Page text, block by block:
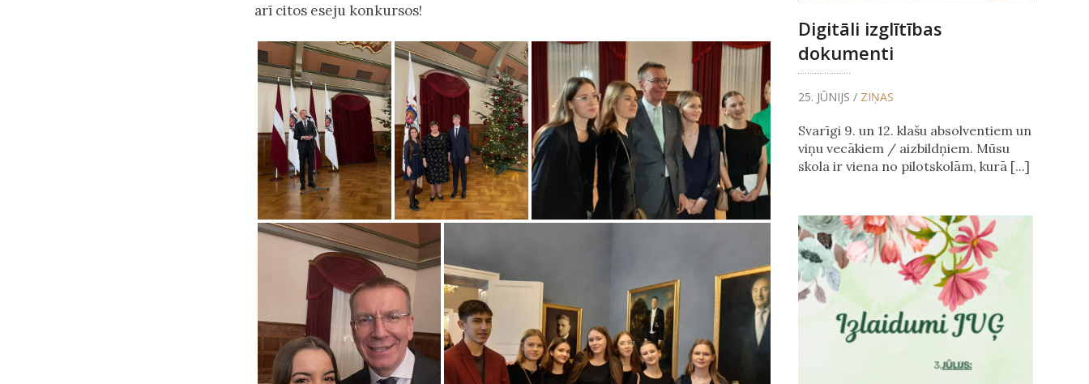
arī citos eseju konkursos!
Digitāli izglītības
dokumenti
25. JŪNIJS / ZIŅAS
Svarīgi 9. un 12. klašu absolventiem un
viņu vecākiem / aizbildņiem. Mūsu
skola ir viena no pilotskolām, kurā [...]